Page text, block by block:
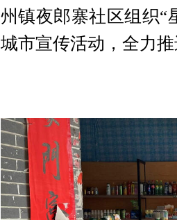
州镇夜郎寨社区组织“
城市宣传活动，全力